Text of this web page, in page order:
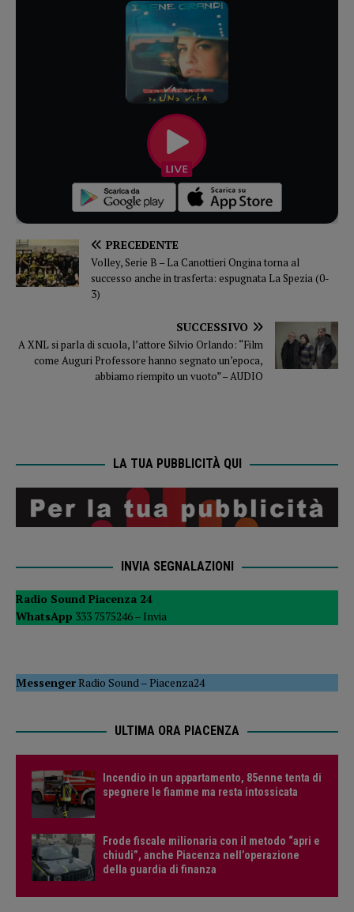
PRECEDENTE
Volley, Serie B – La Canottieri Ongina torna al
successo anche in trasferta: espugnata La Spezia (0-
3)
SUCCESSIVO
A XNL si parla di scuola, l’attore Silvio Orlando: “Film
come Auguri Professore hanno segnato un’epoca,
abbiamo riempito un vuoto” – AUDIO
LA TUA PUBBLICITÀ QUI
INVIA SEGNALAZIONI
Radio Sound Piacenza 24
WhatsApp 333 7575246 – Invia
MessengerRadio Sound–Piacenza24
ULTIMA ORA PIACENZA
Incendio in un appartamento, 85enne tenta di
spegnere le fiamme ma resta intossicata
Frode fiscale milionaria con il metodo “apri e
chiudi”, anche Piacenza nell’operazione
della guardia di finanza